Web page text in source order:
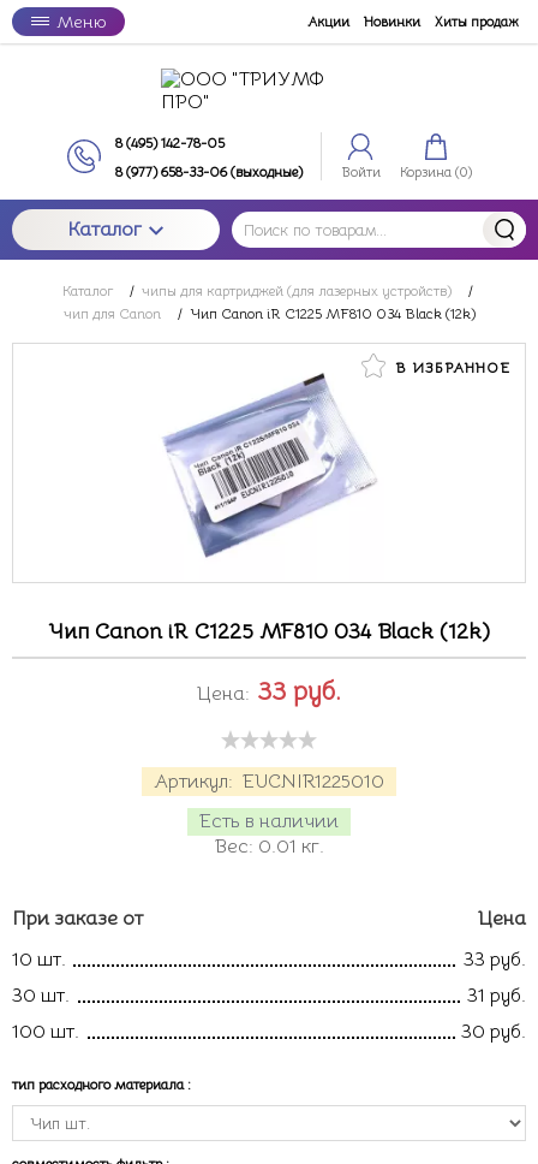
Меню Акции Новинки Хиты продаж
8 (495) 142-78-05
8 (977) 658-33-06 (выходные)
Войти Корзина (0)
Каталог
Каталог / чипы для картриджей (для лазерных устройств)
/
чип для Canon
/ Чип Canon iR C1225 MF810 034 Black (12k)
В ИЗБРАННОЕ
Чип Canon iR C1225 MF810 034 Black (12k)
Артикул: EUCNIR1225010
Есть в наличии
Вес: 0.01 кг.
Цена: 33 руб.
При заказе от
Цена
10 шт.
33 руб.
30 шт.
31 руб.
100 шт.
30 руб.
тип расходного материала :